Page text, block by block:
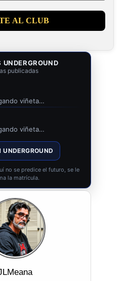
publicadas
viñeta…
viñeta…
UNDERGROUND
no se predice el futuro, se le
la matrícula.